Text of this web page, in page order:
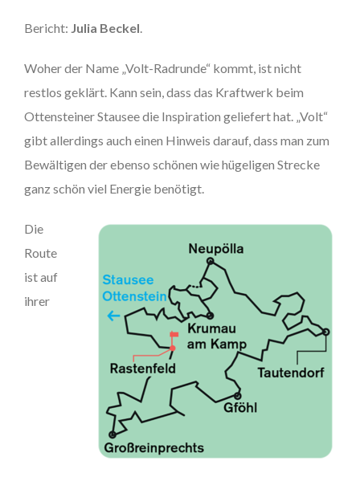
Bericht: Julia Beckel.
Woher der Name „Volt-Radrunde“ kommt, ist nicht
restlos geklärt. Kann sein, dass das Kraftwerk beim
Ottensteiner Stausee die Inspiration geliefert hat. „Volt“
gibt allerdings auch einen Hinweis darauf, dass man zum
Bewältigen der ebenso schönen wie hügeligen Strecke
ganz schön viel Energie benötigt.
Die
Route
ist auf
ihrer